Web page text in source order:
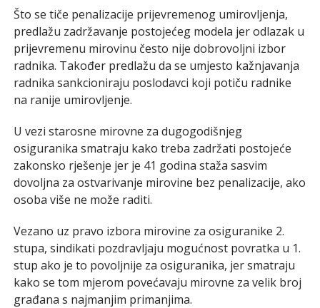
Što se tiče penalizacije prijevremenog umirovljenja,
predlažu zadržavanje postojećeg modela jer odlazak u
prijevremenu mirovinu često nije dobrovoljni izbor
radnika. Također predlažu da se umjesto kažnjavanja
radnika sankcioniraju poslodavci koji potiču radnike
na ranije umirovljenje.
U vezi starosne mirovne za dugogodišnjeg
osiguranika smatraju kako treba zadržati postojeće
zakonsko rješenje jer je 41 godina staža sasvim
dovoljna za ostvarivanje mirovine bez penalizacije, ako
osoba više ne može raditi.
Vezano uz pravo izbora mirovine za osiguranike 2.
stupa, sindikati pozdravljaju mogućnost povratka u 1.
stup ako je to povoljnije za osiguranika, jer smatraju
kako se tom mjerom povećavaju mirovne za velik broj
građana s najmanjim primanjima.